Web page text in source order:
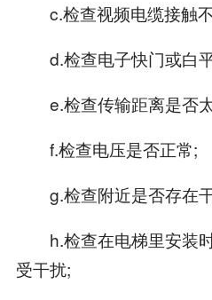
c.检查视频电缆接触
d.检查电子快门或白
e.检查传输距离是否
f.检查电压是否正常;
g.检查附近是否存在
h.检查在电梯里安装
受干扰;